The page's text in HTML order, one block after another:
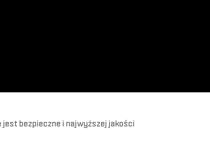
bezpieczne i najwyższej jakości